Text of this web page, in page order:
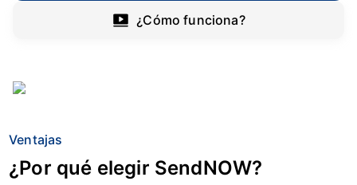
¿Cómo funciona?
Ventajas
¿Por qué elegir SendNOW?